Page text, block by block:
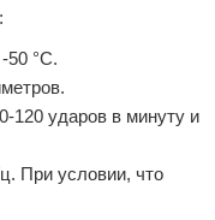
50 °С.
120 ударов в минуту и
При условии, что